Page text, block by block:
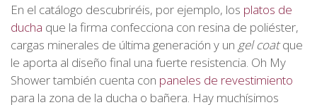
En el catálogo descubriréis, por ejemplo, los platos de
ducha que la firma confecciona con resina de poliéster,
cargas minerales de última generación y un gel coatque
le aporta al diseño final una fuerte resistencia. Oh My
Shower también cuenta con paneles de revestimiento
para la zona de la ducha o bañera. Hay muchísimos